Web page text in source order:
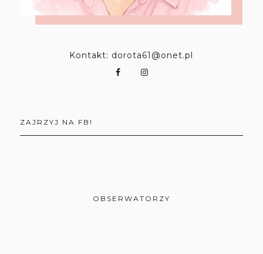
Kontakt: dorota61@onet.pl
ZAJRZYJ NA FB!
OBSERWATORZY